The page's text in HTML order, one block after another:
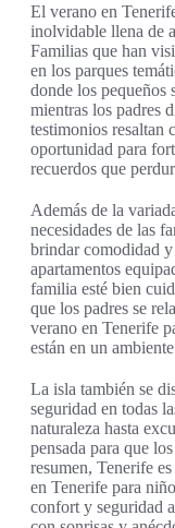
El verano en
inolvidable llena de
Familias que han
en los parques
donde los pequeños
mientras los padres
testimonios resaltan
oportunidad para
recuerdos que
Además de la
necesidades de las
brindar comodidad
apartamentos
familia esté bien
que los padres se
verano en Tenerife
están en un
La isla también se
seguridad en todas
naturaleza hasta
pensada para que
resumen, Tenerife
en Tenerife para
confort y seguridad